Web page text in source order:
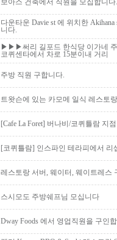
보아스 건축에서 직원을 모집합니다.
다운타운 Davie st 에 위치한
니다.
▶▶▶써리 길포드 한식당 이가네
코퀴센타에서 차로 15분이내 거리
주방 직원 구합니다.
트왓슨에 있는 카모메 일식 레스토
[Cafe La Foret] 버나비/코퀴틀람 지
[코퀴틀람] 인스파인 테라피에서 리
레스토랑 서버, 웨이터, 웨이트레스
스시모도 주방쉐프님 모십니다
Dway Foods 에서 영업직원을 구인